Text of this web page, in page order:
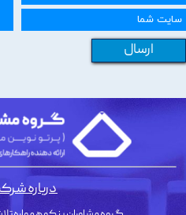
ارسال
درباره